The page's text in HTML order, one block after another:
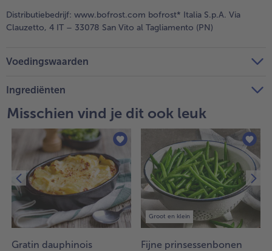
Distributiebedrijf: www.bofrost.com bofrost* Italia S.p.A. Via
Clauzetto, 4 IT – 33078 San Vito al Tagliamento (PN)
Voedingswaarden
Ingrediënten
Misschien vind je dit ook leuk
Gratin dauphinois
Groot en klein
Fijne prinsessenbonen